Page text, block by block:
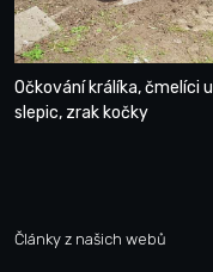
Očkování králíka, čmelíci u
slepic, zrak kočky
Články z našich webů